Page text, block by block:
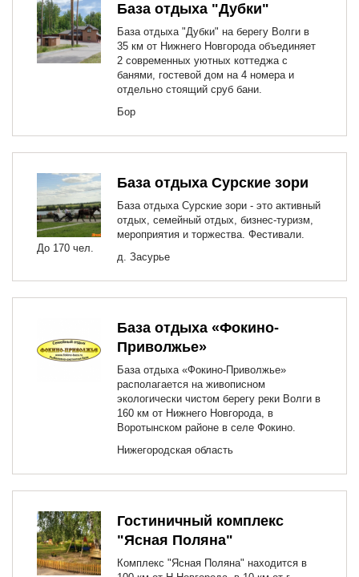
База отдыха "Дубки"
База отдыха "Дубки" на берегу Волги в
35 км от Нижнего Новгорода объединяет
2 современных уютных коттеджа с
банями, гостевой дом на 4 номера и
отдельно стоящий сруб бани.
Бор
До 170 чел.
База отдыха Сурские зори
База отдыха Сурские зори - это активный
отдых, семейный отдых, бизнес-туризм,
мероприятия и торжества. Фестивали.
д. Засурье
База отдыха «Фокино-
Приволжье»
База отдыха «Фокино-Приволжье»
располагается на живописном
экологически чистом берегу реки Волги в
160 км от Нижнего Новгорода, в
Воротынском районе в селе Фокино.
Нижегородская область
Гостиничный комплекс
"Ясная Поляна"
Комплекс "Ясная Поляна" находится в